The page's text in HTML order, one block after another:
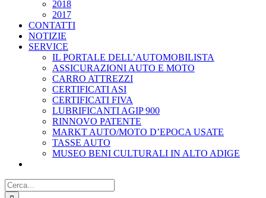
2018
2017
CONTATTI
NOTIZIE
SERVICE
IL PORTALE DELL’AUTOMOBILISTA
ASSICURAZIONI AUTO E MOTO
CARRO ATTREZZI
CERTIFICATI ASI
CERTIFICATI FIVA
LUBRIFICANTI AGIP 900
RINNOVO PATENTE
MARKT AUTO/MOTO D’EPOCA USATE
TASSE AUTO
MUSEO BENI CULTURALI IN ALTO ADIGE
Cerca
per: